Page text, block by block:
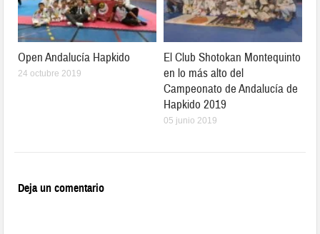
Open Andalucía Hapkido
24 octubre 2019
El Club Shotokan Montequinto
en lo más alto del
Campeonato de Andalucía de
Hapkido 2019
05 junio 2019
Deja un comentario